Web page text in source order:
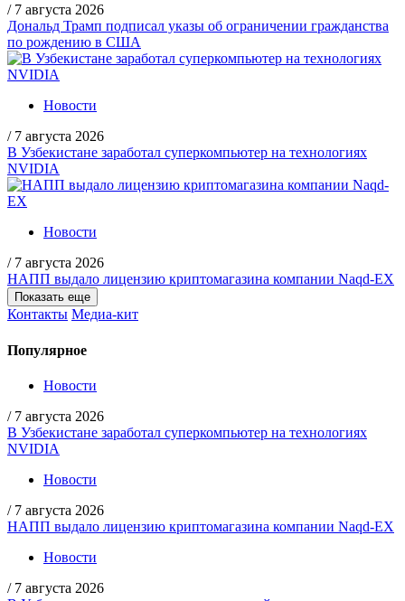
/ 7 августа 2026
Дональд Трамп подписал указы об ограничении гражданства
по рождению в США
Новости
/ 7 августа 2026
В Узбекистане заработал суперкомпьютер на технологиях
NVIDIA
Новости
/ 7 августа 2026
НАПП выдало лицензию криптомагазина компании Naqd-EX
Показать еще
Контакты Медиа-кит
Популярное
Новости
/ 7 августа 2026
В Узбекистане заработал суперкомпьютер на технологиях
NVIDIA
Новости
/ 7 августа 2026
НАПП выдало лицензию криптомагазина компании Naqd-EX
Новости
/ 7 августа 2026